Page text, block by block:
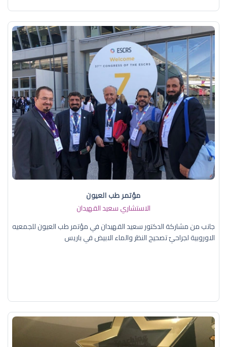
مؤتمر طب العيون
الاستشاري سعيد القهيدان
جانب من مشاركة الدكتور سعيد القهيدان في مؤتمر طب العيون للجمعيه
الاوروبية لجراحيّ تصحيح النظر والماء الابيض في باريس